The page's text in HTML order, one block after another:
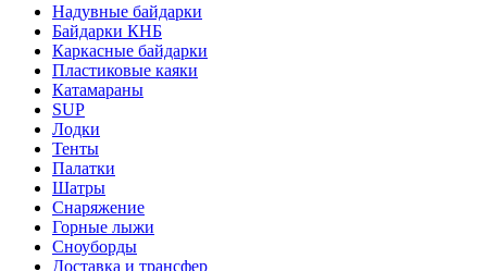
Надувные байдарки
Байдарки КНБ
Каркасные байдарки
Пластиковые каяки
Катамараны
SUP
Лодки
Тенты
Палатки
Шатры
Снаряжение
Горные лыжи
Сноуборды
Доставка и трансфер